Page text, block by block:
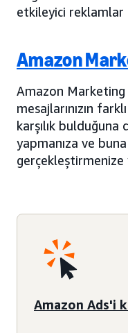
etkileyici reklamlar
Amazon
Amazon Marketing
mesajlarınızın
karşılık
yapmanıza ve
gerçekleştirmenize
Amazon Ads'i